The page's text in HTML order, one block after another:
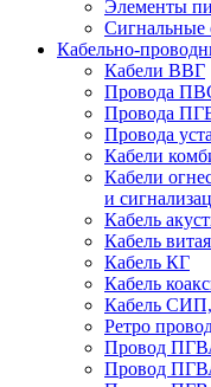
Элементы
Сигнальные
Кабельно-
Кабели ВВГ
Провода
Провода
Провода
Кабели
Кабели
и
Кабель
Кабель
Кабель КГ
Кабель
Кабель
Ретро
Провод
Провод